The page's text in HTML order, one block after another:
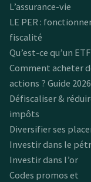
L’assurance-vie
LE PER :
fiscalité
Qu’est-ce qu’un
Comment acheter
actions ? Guide 2026
Défiscaliser &
impôts
Diversifier ses
Investir dans le
Investir dans l’or
Codes promos et